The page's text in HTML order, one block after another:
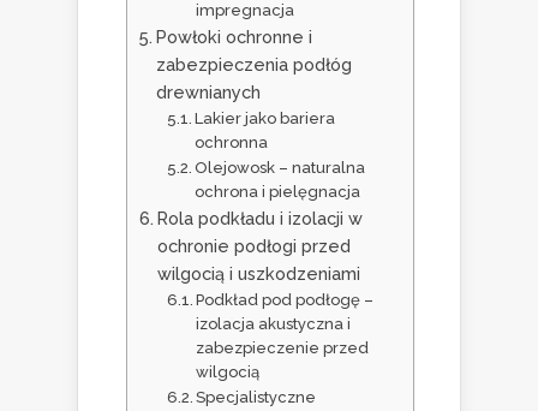
impregnacja
Powłoki ochronne i
zabezpieczenia podłóg
drewnianych
Lakier jako bariera
ochronna
Olejowosk – naturalna
ochrona i pielęgnacja
Rola podkładu i izolacji w
ochronie podłogi przed
wilgocią i uszkodzeniami
Podkład pod podłogę –
izolacja akustyczna i
zabezpieczenie przed
wilgocią
Specjalistyczne